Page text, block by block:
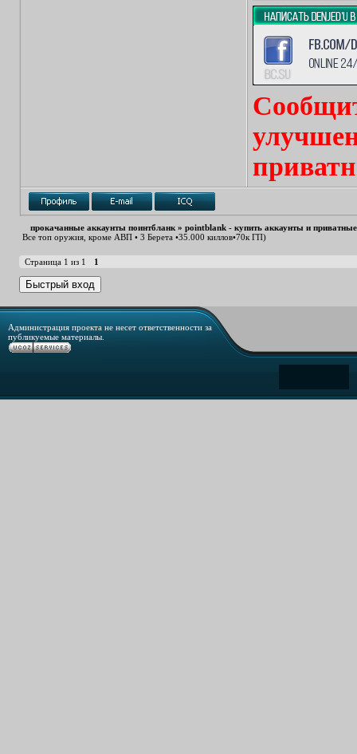
прокачанные аккаунты поинтбланк » pointblank - купить аккаунты и
Все топ оружия, кроме АВП • 3 Берета •35.000 киллов•70к ГП)
Страница 1 из 1 1
Администрация проекта не несет ответственности за
публикуемые материалы.